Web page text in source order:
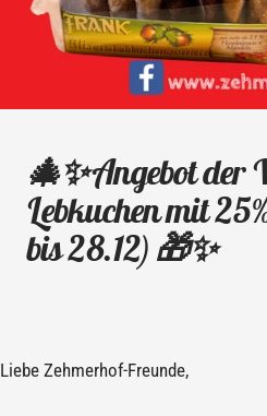
🎄✨ Angebot der
Lebkuchen mit
bis 28.12) 🎁✨
Liebe Zehmerhof-Freunde,